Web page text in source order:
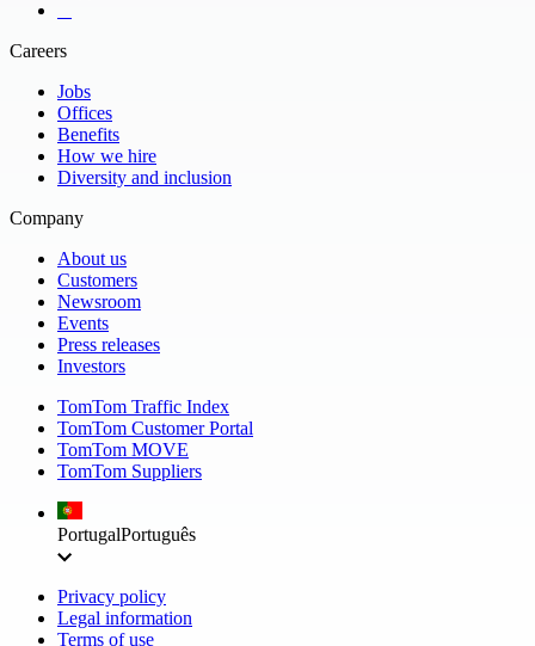
Careers
Jobs
Offices
Benefits
How we hire
Diversity and inclusion
Company
About us
Customers
Newsroom
Events
Press releases
Investors
TomTom Traffic Index
TomTom Customer Portal
TomTom MOVE
TomTom Suppliers
PortugalPortuguês
Privacy policy
Legal information
Terms of use